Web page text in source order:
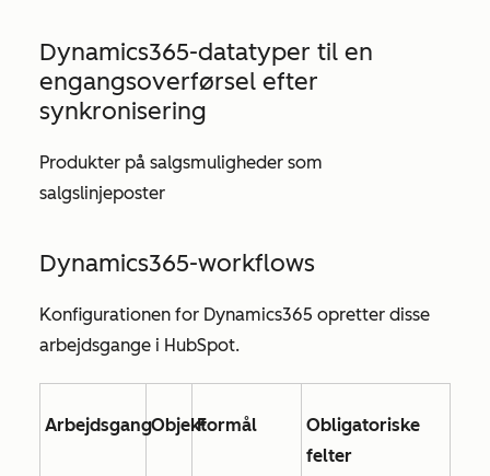
Dynamics365-datatyper til en
engangsoverførsel efter
synkronisering
Produkter på salgsmuligheder som
salgslinjeposter
Dynamics365-workflows
Konfigurationen for Dynamics365 opretter disse
arbejdsgange i HubSpot.
ArbejdsgangObjektFormål
Obligatoriske
felter